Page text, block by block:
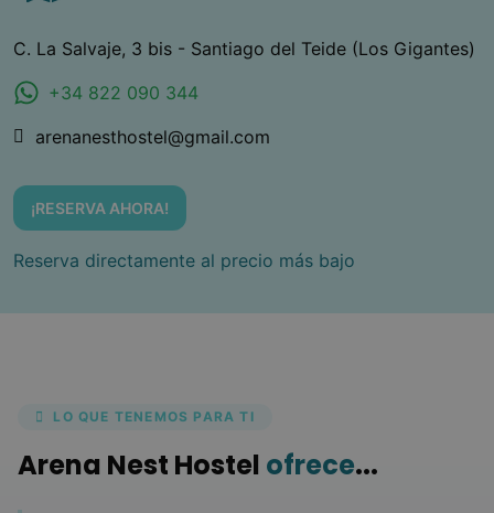
C. La Salvaje, 3 bis - Santiago del Teide (Los Gigantes)
+34 822 090 344
arenanesthostel@gmail.com
¡RESERVA AHORA!
Reserva directamente al precio más bajo
LO QUE TENEMOS PARA TI
Arena Nest Hostel ofrece...